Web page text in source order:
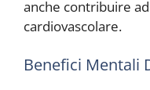
anche contribuire
cardiovascolare.
Benefici Mentali